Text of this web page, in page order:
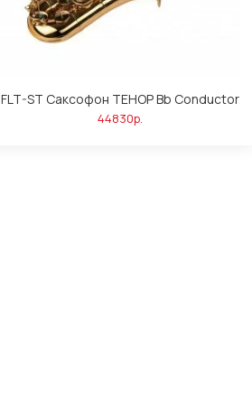
FLT-ST Саксофон ТЕНОР Bb Conductor
44830р.